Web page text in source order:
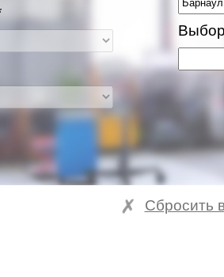
Сбросить